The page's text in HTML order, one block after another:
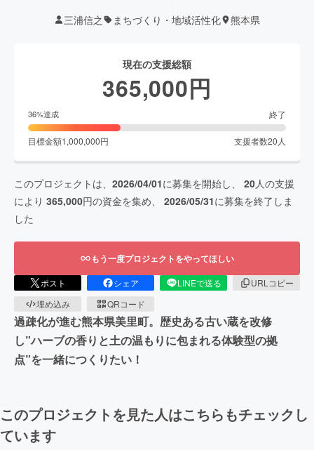
三浦信之 まちづくり・地域活性化 熊本県
現在の支援総額
365,000円
36%達成 終了
目標金額1,000,000円 支援者数20 人
このプロジェクトは、 2026/04/01に募集を開始し、 20人の支援
により 365,000円の資金を集め、 2026/05/31に募集を終了しま
した
もう一度プロジェクトをやってほしい
ポスト シェア LINEで送る
URLコピー
埋め込み
QRコード
過疎化が進む熊本県美里町。歴史ある古い蔵を改修
し”ハーブの香りと土の温もりに包まれる体験型の拠
点”を一緒につくりたい！
このプロジェクトを見た人はこちらもチェックし
ています